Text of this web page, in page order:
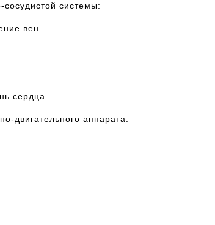
системы:
вен
сердца
двигательного аппарата: